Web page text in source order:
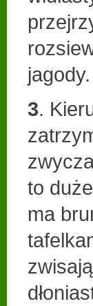
jagody.
3.
to
ma